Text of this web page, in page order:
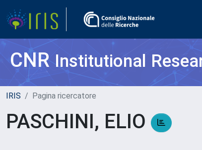
CNRInstitutional
IRIS Pagina ricercatore
PASCHINI, ELIO